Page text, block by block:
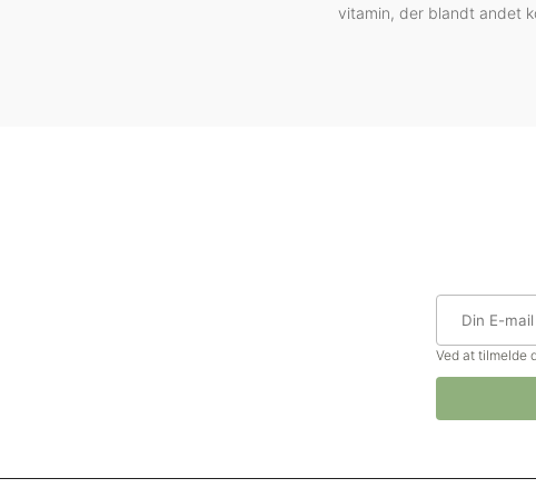
vitamin, der blandt andet
Ved at tilmelde